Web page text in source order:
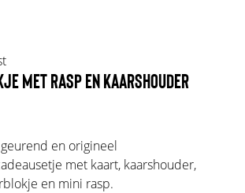
MET RASP EN KAARSHOUDER
en origineel
met kaart, kaarshouder,
en mini rasp.